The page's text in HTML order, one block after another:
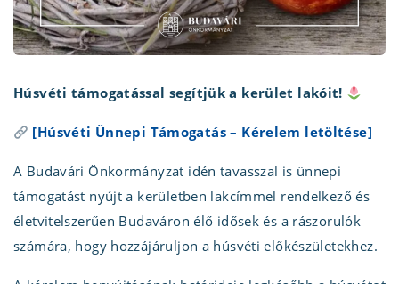
Húsvéti támogatással segítjük a kerület lakóit!
[Húsvéti Ünnepi Támogatás – Kérelem letöltése]
A Budavári Önkormányzat idén tavasszal is ünnepi
támogatást nyújt a kerületben lakcímmel rendelkező és
életvitelszerűen Budaváron élő idősek és a rászorulók
számára, hogy hozzájáruljon a húsvéti előkészületekhez.